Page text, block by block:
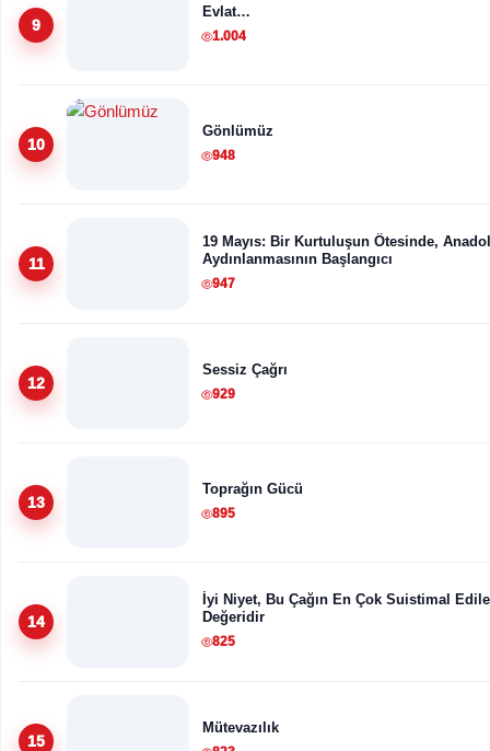
9
Evlat…
1.004
10
Gönlümüz
948
11
19 Mayıs: Bir Kurtuluşun Ötesinde,
Aydınlanmasının Başlangıcı
947
12
Sessiz Çağrı
929
13
Toprağın Gücü
895
14
İyi Niyet, Bu Çağın En Çok Suistimal
Değeridir
825
15
Mütevazılık